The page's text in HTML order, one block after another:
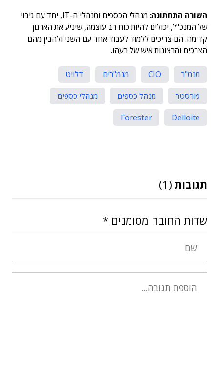
השורה התחתונה:
מנהלי הכספים ומנהלי ה-IT, יחד עם גיבוי
של המנכ"ל, יכולים להיות כוח רב עוצמה, שיניע את הארגון
קדימה. הם צריכים ללמוד לעבוד אחד עם השני ולהבין מהם
הצרכים והרצונות איש של רעהו.
מנמ"ר CIO מנמ"רים
דלויט
פורסטר
מנהל כספים
מנהלי כספים
Delloite
Forester
תגובות (1)
שדות החובה מסומנים *